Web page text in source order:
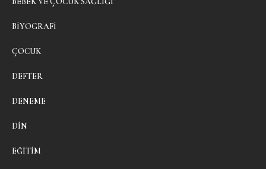
BIYOGRAFI
ÇOCUK
DEFTER
DENEME
DIN
EĞITIM